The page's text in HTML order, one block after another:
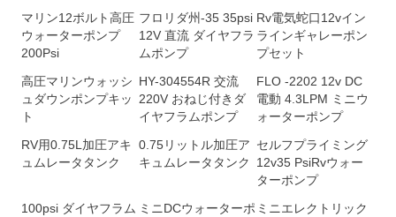
マリン12ボルト高圧
ウォーターポンプ
200Psi
フロリダ州-35 35psi
12V 直流 ダイヤフラ
ムポンプ
Rv電気蛇口12vイン
ラインギャレーポン
プセット
高圧マリンウォッシ
ュダウンポンプキッ
ト
HY-304554R 交流
220V おねじ付きダ
イヤフラムポンプ
FLO -2202 12v DC
電動 4.3LPM ミニウ
ォーターポンプ
RV用0.75L加圧アキ
ュムレータタンク
0.75リットル加圧ア
キュムレータタンク
セルフプライミング
12v35 PsiRvウォー
ターポンプ
100psi ダイヤフラム ミニDCウォーターポ ミニエレクトリック